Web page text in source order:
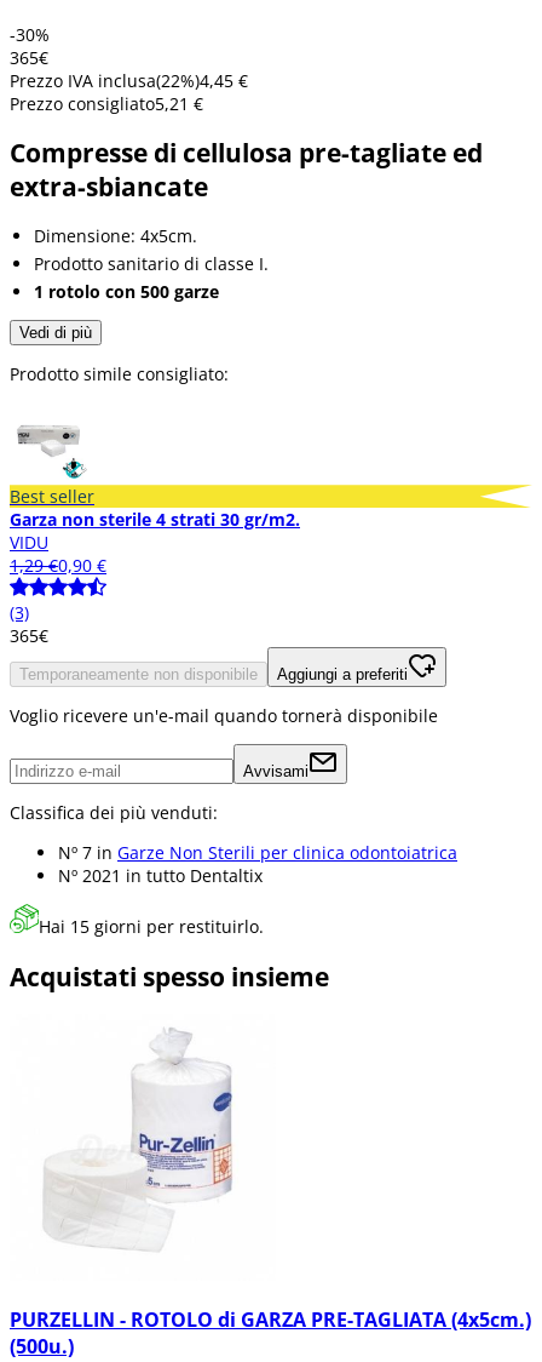
-30%
365€
Prezzo IVA inclusa(22%)4,45 €
Prezzo consigliato5,21 €
Compresse di cellulosa pre-tagliate ed
extra-sbiancate
Dimensione: 4x5cm.
Prodotto sanitario di classe I.
1 rotolo con 500 garze
Vedi di più
Prodotto simile consigliato:
Best seller
Garza non sterile 4 strati 30 gr/m2.
VIDU
1,29 €0,90 €
(3)
365€
Temporaneamente non disponibile Aggiungi a preferiti
Voglio ricevere un'e-mail quando tornerà disponibile
Avvisami
Classifica dei più venduti:
Nº 7 in Garze Non Sterili per clinica odontoiatrica
Nº 2021 in tutto Dentaltix
Hai 15 giorni per restituirlo.
Acquistati spesso insieme
PURZELLIN - ROTOLO di GARZA PRE-TAGLIATA (4x5cm.)
(500u.)